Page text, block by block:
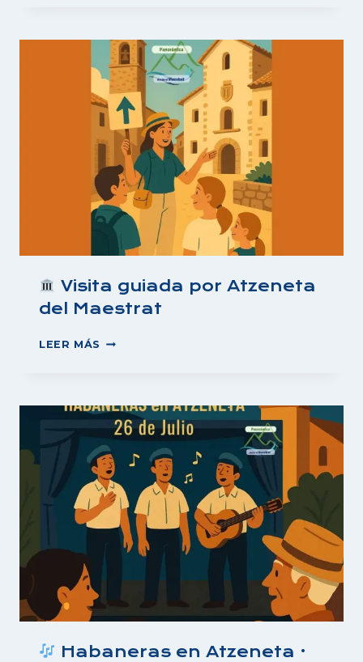
ATZENETA
DEL
MAESTRAT:
RUTA
URBANA
GRATUITA
Visita guiada por Atzeneta
del Maestrat
LEER MÁS
ATZENETA
DEL
MAESTRAT
Habaneras en Atzeneta ·